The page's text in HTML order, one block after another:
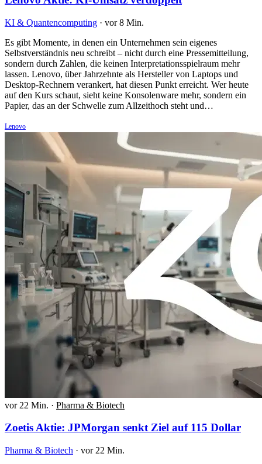
KI & Quantencomputing · vor 8 Min.
Es gibt Momente, in denen ein Unternehmen sein eigenes
Selbstverständnis neu schreibt – nicht durch eine Pressemitteilung,
sondern durch Zahlen, die keinen Interpretationsspielraum mehr
lassen. Lenovo, über Jahrzehnte als Hersteller von Laptops und
Desktop-Rechnern verankert, hat diesen Punkt erreicht. Wer heute
auf den Kurs schaut, sieht keine Konsolenware mehr, sondern ein
Papier, das an der Schwelle zum Allzeithoch steht und…
Lenovo
vor 22 Min. · Pharma & Biotech
Zoetis Aktie: JPMorgan senkt Ziel auf 115 Dollar
Pharma & Biotech · vor 22 Min.